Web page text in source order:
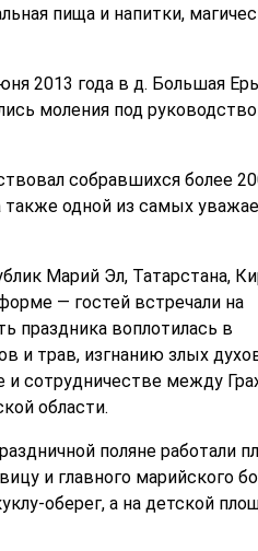
пища и напитки,
2013 года в д. Большая
моления под
собравшихся более
также одной из самых
Марий Эл, Татарстана,
— гостей встречали на
праздника воплотилась в
и трав, изгнанию злых
сотрудничестве между
области.
поляне работали
и главного марийского
оберег, а на детской